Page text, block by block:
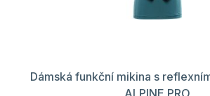
Dámská funkční mikina s